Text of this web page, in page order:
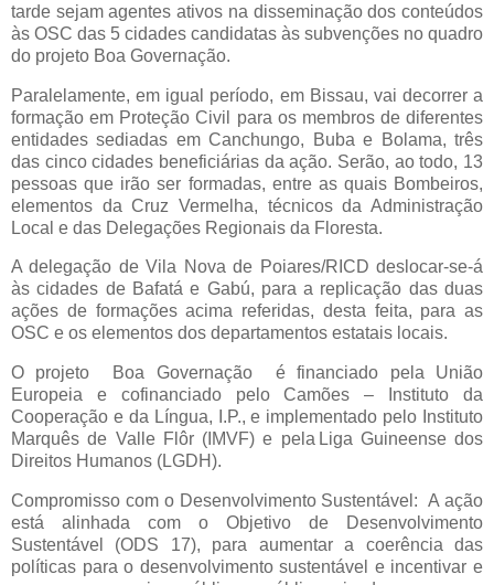
tarde sejam agentes ativos na disseminação dos conteúdos
às OSC das 5 cidades candidatas às subvenções no quadro
do projeto Boa Governação.
Paralelamente, em igual período, em Bissau, vai decorrer a
formação em Proteção Civil para os membros de diferentes
entidades sediadas em Canchungo, Buba e Bolama, três
das cinco cidades beneficiárias da ação. Serão, ao todo, 13
pessoas que irão ser formadas, entre as quais Bombeiros,
elementos da Cruz Vermelha, técnicos da Administração
Local e das Delegações Regionais da Floresta.
A delegação de Vila Nova de Poiares/RICD deslocar-se-á
às cidades de Bafatá e Gabú, para a replicação das duas
ações de formações acima referidas, desta feita, para as
OSC e os elementos dos departamentos estatais locais.
O projeto Boa Governação é financiado pela União
Europeia e cofinanciado pelo Camões – Instituto da
Cooperação e da Língua, I.P., e implementado pelo Instituto
Marquês de Valle Flôr (IMVF) e pela Liga Guineense dos
Direitos Humanos (LGDH).
Compromisso com o Desenvolvimento Sustentável: A ação
está alinhada com o Objetivo de Desenvolvimento
Sustentável (ODS 17), para aumentar a coerência das
políticas para o desenvolvimento sustentável e incentivar e